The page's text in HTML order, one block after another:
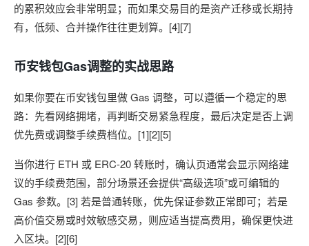
的累积效应会非常明显；而如果交易目的是资产迁移或长期持
有，低频、合并操作往往更划算。[4][7]
币安钱包Gas调整的实战思路
如果你要在币安钱包里做 Gas 调整，可以遵循一个稳定的思
路：先看网络拥堵，再判断交易紧急程度，最后决定是否上调
优先费或调整手续费档位。[1][2][5]
当你进行 ETH 或 ERC-20 转账时，确认页通常会显示网络建
议的手续费范围，部分场景还会提供“高级选项”或可编辑的
Gas 参数。[3] 若是普通转账，优先保证参数正常即可；若是
高价值交易或时效敏感交易，则应适当提高费用，确保更快进
入区块。[2][6]